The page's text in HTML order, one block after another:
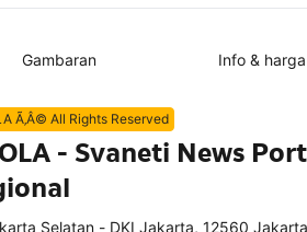
Gambaran Info & harga
Ã‚Â© All Rights Reserved
- Svaneti News
Selatan - DKI Jakarta, 12560